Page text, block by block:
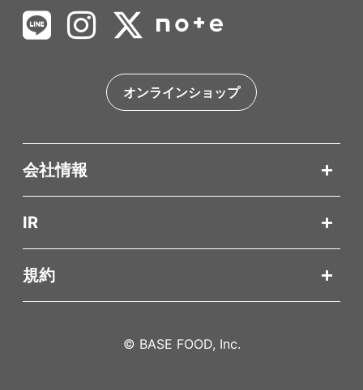
オンラインショップ
会社情報
IR
規約
© BASE FOOD, Inc.